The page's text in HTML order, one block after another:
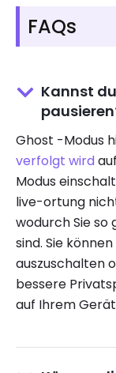
FAQs
Kannst
Ghost -Modus
verfolgt wird
Modus
live-ortung
wodurch Sie so
sind. Sie
auszuschalten
bessere
auf Ihrem